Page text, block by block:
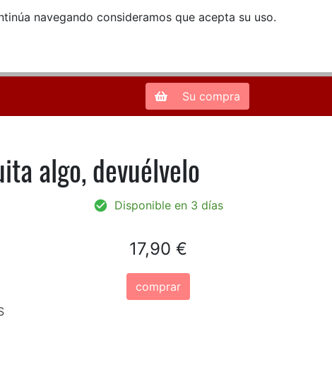
navegando consideramos que acepta su uso.
Zona de Clientes
Su compra
algo, devuélvelo
Disponible en 3 días
17,90 €
comprar